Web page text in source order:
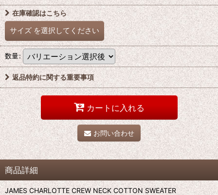
在庫確認はこちら
サイズ を選択してください
数量:
返品特約に関する重要事項
カートに入れる
お問い合わせ
商品詳細
JAMES CHARLOTTE CREW NECK COTTON SWEATER